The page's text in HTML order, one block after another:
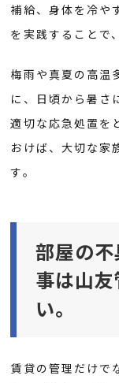
補給、身体を冷や
を実践することで
梅雨や真夏の高温
に、日頃から暑さ
適切な応急処置を
おけば、大切な家
す。
部屋の
事は山
い。
賃貸の管理だけで